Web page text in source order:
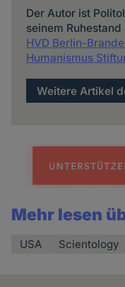
Der Autor ist
seinem
HVD Berlin-
Humanismus
Weitere Artikel
Mehr lesen
USA Scientology